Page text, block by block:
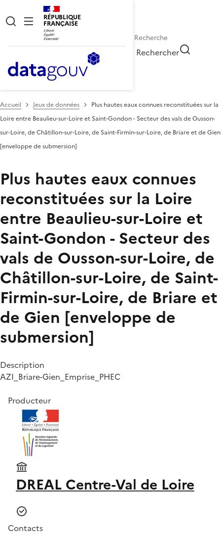
RÉPUBLIQUE
FRANÇAISE
Rechercher
Accueil Jeux de données
Plus hautes eaux connues reconstituées sur la
Loire entre Beaulieu-sur-Loire et Saint-Gondon - Secteur des vals de Ousson-
sur-Loire, de Châtillon-sur-Loire, de Saint-Firmin-sur-Loire, de Briare et de Gien
[enveloppe de submersion]
Plus hautes eaux connues
reconstituées sur la Loire
entre Beaulieu-sur-Loire et
Saint-Gondon - Secteur des
vals de Ousson-sur-Loire, de
Châtillon-sur-Loire, de Saint-
Firmin-sur-Loire, de Briare et
de Gien [enveloppe de
submersion]
Description
AZI_Briare-Gien_Emprise_PHEC
Producteur
DREAL Centre-Val de Loire
Contacts